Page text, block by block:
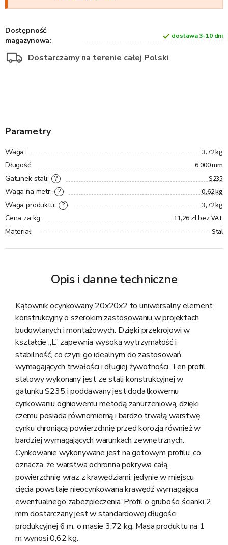
Dostępność
magazynowa:
dostawa 3-10 dni
Dostarczamy na terenie całej Polski
Parametry
Waga: 3.72 kg
Długość: 6 000 mm
?
Gatunek stali: S235
?
Waga na metr: 0,62 kg
?
Waga produktu: 3,72 kg
Cena za kg: 11,26 zł bez VAT
Materiał: Stal
Opis i danne techniczne
Kątownik ocynkowany 20x20x2 to uniwersalny element
konstrukcyjny o szerokim zastosowaniu w projektach
budowlanych i montażowych. Dzięki przekrojowi w
kształcie „L” zapewnia wysoką wytrzymałość i
stabilność, co czyni go idealnym do zastosowań
wymagających trwałości i długiej żywotności. Ten profil
stalowy wykonany jest ze stali konstrukcyjnej w
gatunku S235 i poddawany jest dodatkowemu
cynkowaniu ogniowemu metodą zanurzeniową, dzięki
czemu posiada równomierną i bardzo trwałą warstwę
cynku chroniącą powierzchnię przed korozją również w
bardziej wymagających warunkach zewnętrznych.
Cynkowanie wykonywane jest na gotowym profilu, co
oznacza, że warstwa ochronna pokrywa całą
powierzchnię wraz z krawędziami; jedynie w miejscu
cięcia powstaje nieocynkowana krawędź wymagająca
ewentualnego zabezpieczenia. Profil o grubości ścianki 2
mm dostarczany jest w standardowej długości
produkcyjnej 6 m, o masie 3,72 kg. Masa produktu na 1
m wynosi 0,62 kg.